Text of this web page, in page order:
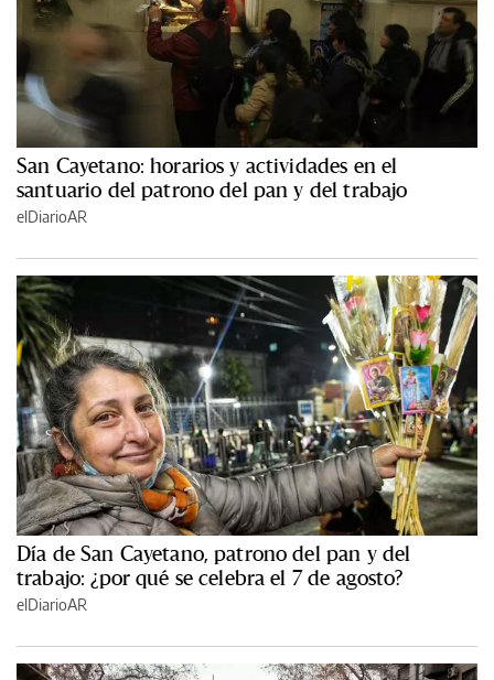
San Cayetano: horarios y actividades en el
santuario del patrono del pan y del trabajo
elDiarioAR
Día de San Cayetano, patrono del pan y del
trabajo: ¿por qué se celebra el 7 de agosto?
elDiarioAR